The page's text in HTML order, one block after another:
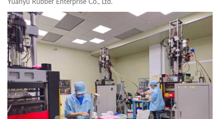
Yuanyu Rubber Enterprise Co., Ltd.